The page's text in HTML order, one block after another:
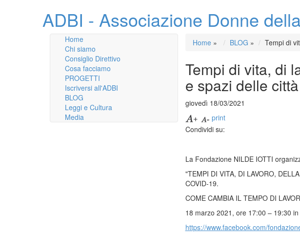
ADBI - Associazione Donne
Home
Chi siamo
Consiglio Direttivo
Cosa facciamo
PROGETTI
Iscriversi all'ADBI
BLOG
Leggi e Cultura
Media
Home» BLOG » Tempi di
Tempi di vita, di
e spazi delle
giovedì 18/03/2021
print
Condividi su:
La Fondazione NILDE IOTTI
"TEMPI DI VITA, DI LAVORO,
COVID-19.
COME CAMBIA IL TEMPO DI
18 marzo 2021, ore 17:00 – 19:30
https://www.facebook.com/